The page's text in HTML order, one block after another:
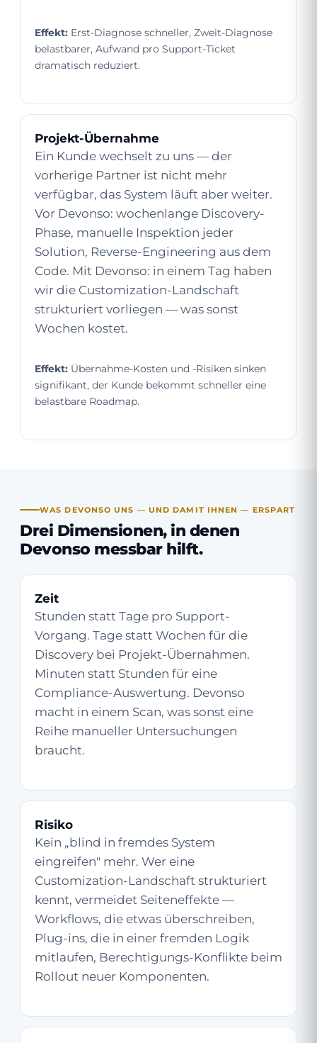
Effekt: Erst-Diagnose schneller, Zweit-Diagnose
belastbarer, Aufwand pro Support-Ticket
dramatisch reduziert.
Projekt-Übernahme
Ein Kunde wechselt zu uns — der
vorherige Partner ist nicht mehr
verfügbar, das System läuft aber weiter.
Vor Devonso: wochenlange Discovery-
Phase, manuelle Inspektion jeder
Solution, Reverse-Engineering aus dem
Code. Mit Devonso: in einem Tag haben
wir die Customization-Landschaft
strukturiert vorliegen — was sonst
Wochen kostet.
Effekt: Übernahme-Kosten und -Risiken sinken
signifikant, der Kunde bekommt schneller eine
belastbare Roadmap.
WAS DEVONSO UNS — UND DAMIT IHNEN — ERSPART
Drei Dimensionen, in denen
Devonso messbar hilft.
Zeit
Stunden statt Tage pro Support-
Vorgang. Tage statt Wochen für die
Discovery bei Projekt-Übernahmen.
Minuten statt Stunden für eine
Compliance-Auswertung. Devonso
macht in einem Scan, was sonst eine
Reihe manueller Untersuchungen
braucht.
Risiko
Kein „blind in fremdes System
eingreifen" mehr. Wer eine
Customization-Landschaft strukturiert
kennt, vermeidet Seiteneffekte —
Workflows, die etwas überschreiben,
Plug-ins, die in einer fremden Logik
mitlaufen, Berechtigungs-Konflikte beim
Rollout neuer Komponenten.